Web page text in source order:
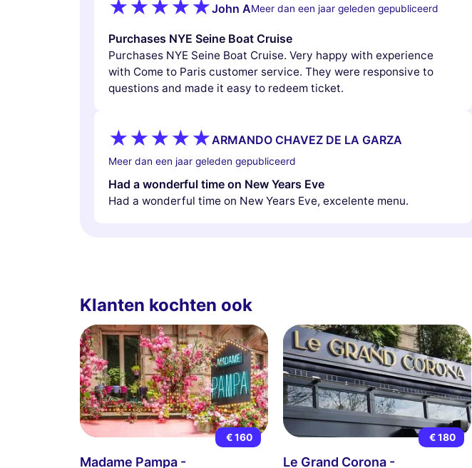
John AMeer dan een jaar geleden gepubliceerd
Purchases NYE Seine Boat Cruise
Purchases NYE Seine Boat Cruise. Very happy with experience
with Come to Paris customer service. They were responsive to
questions and made it easy to redeem ticket.
ARMANDO CHAVEZ DE LA GARZA
Meer dan een jaar geleden gepubliceerd
Had a wonderful time on New Years Eve
Had a wonderful time on New Years Eve, excelente menu.
Klanten kochten ook
€ 160
Madame Pampa -
€ 180
Le Grand Corona -